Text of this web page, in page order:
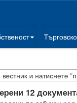
12